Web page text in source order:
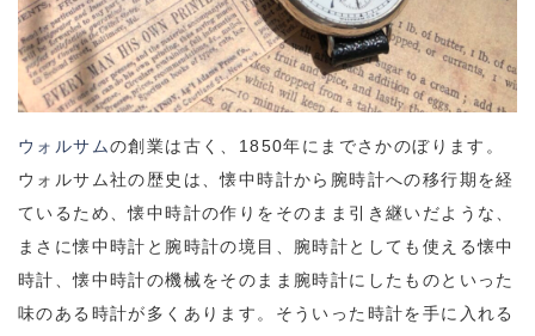
ウォルサムの創業は古く、1850年にまでさかのぼります。
ウォルサム社の歴史は、懐中時計から腕時計への移行期を経
ているため、懐中時計の作りをそのまま引き継いだような、
まさに懐中時計と腕時計の境目、腕時計としても使える懐中
時計、懐中時計の機械をそのまま腕時計にしたものといった
味のある時計が多くあります。そういった時計を手に入れる